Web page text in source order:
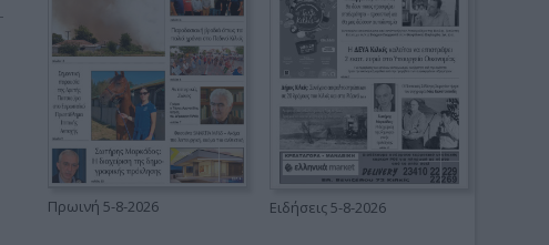
Πρωινή 5-8-2026 Ειδήσεις 5-8-2026